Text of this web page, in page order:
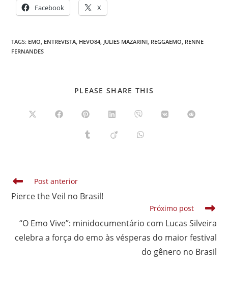
Facebook X
TAGS: EMO, ENTREVISTA, HEVO84, JULIES MAZARINI, REGGAEMO, RENNE
FERNANDES
PLEASE SHARE THIS
Abre
Abre Abre
uma
nova
Abre
uma
nova
Abre
uma
nova
Abre Abre
Abre Abre Abre
Leia
artigos
Post anterior
Pierce the Veil no Brasil!
Próximo post
“O Emo Vive”: minidocumentário com Lucas Silveira
celebra a força do emo às vésperas do maior festival
do gênero no Brasil